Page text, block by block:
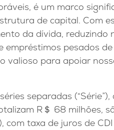
é um marco
de capital. Com
da dívida, reduzindo
empréstimos pesados
valioso para apoiar
separadas
R＄ 68 milhões,
com taxa de juros de